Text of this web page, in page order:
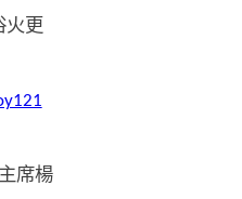
火更
席楊